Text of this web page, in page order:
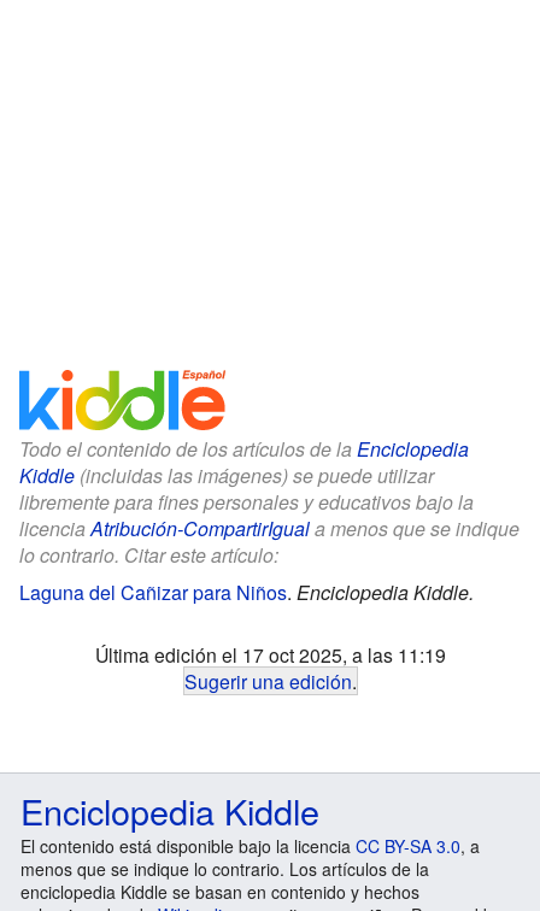
Todo el contenido de los artículos de la Enciclopedia
Kiddle (incluidas las imágenes) se puede utilizar
libremente para fines personales y educativos bajo la
licencia Atribución-CompartirIguala menos que se indique
lo contrario. Citar este artículo:
Laguna del Cañizar para Niños. Enciclopedia Kiddle.
Última edición el 17 oct 2025, a las 11:19
Sugerir una edición.
Enciclopedia Kiddle
El contenido está disponible bajo la licencia CC BY-SA 3.0, a
menos que se indique lo contrario. Los artículos de la
enciclopedia Kiddle se basan en contenido y hechos